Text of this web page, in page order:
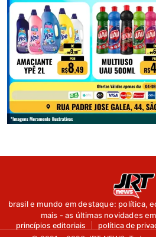
brasil e mundo em destaque: política,
mais - as últimas novidades
princípios editoriais política de